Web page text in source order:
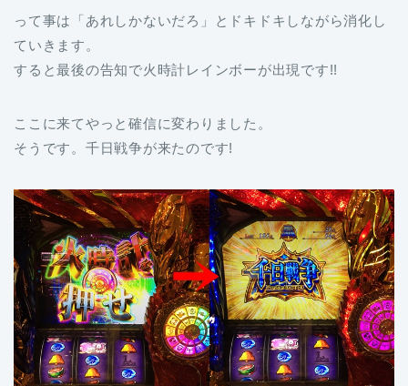
って事は「あれしかないだろ」とドキドキしながら消化し
ていきます。
すると最後の告知で火時計レインボーが出現です!!
ここに来てやっと確信に変わりました。
そうです。千日戦争が来たのです!